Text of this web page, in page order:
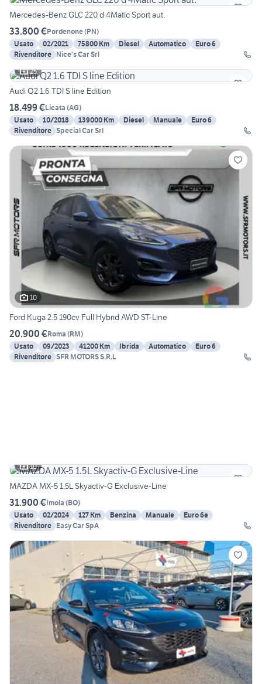
Mercedes-Benz GLC 220 d 4Matic Sport aut.
33.800 €Pordenone(PN)
Usato
02/2021 75800 Km Diesel Automatico
Euro 6
Rivenditore Nice's Car Srl
25
Audi Q2 1.6 TDI S line Edition
18.499 €Licata (AG)
Usato
10/2018 139000 Km Diesel Manuale
Euro 6
Rivenditore Special Car Srl
10
Ford Kuga 2.5 190cv Full Hybrid AWD ST-Line
20.900 €Roma (RM)
Usato
09/2023 41200 Km Ibrida Automatico
Euro 6
Rivenditore SFR MOTORS S.R.L
10
MAZDA MX-5 1.5L Skyactiv-G Exclusive-Line
31.900 €Imola (BO)
Usato
02/2024 127 Km Benzina Manuale
Euro 6e
Rivenditore Easy Car SpA